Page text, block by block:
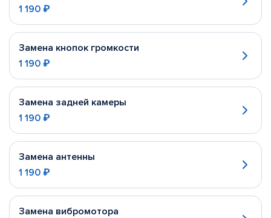
1 190 ₽
Замена кнопок громкости
1 190 ₽
Замена задней камеры
1 190 ₽
Замена антенны
1 190 ₽
Замена вибромотора